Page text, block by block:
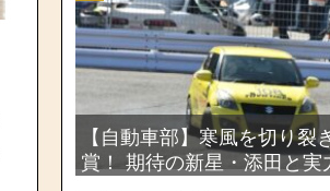
【自動車部】寒風を切り裂
賞！ 期待の新星・添田と実